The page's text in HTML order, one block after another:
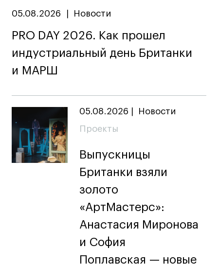
05.08.2026 Новости
PRO DAY 2026. Как прошел
индустриальный день Британки
и МАРШ
05.08.2026 Новости
Проекты
Выпускницы
Британки взяли
золото
«АртМастерс»:
Анастасия Миронова
и София
Поплавская — новые